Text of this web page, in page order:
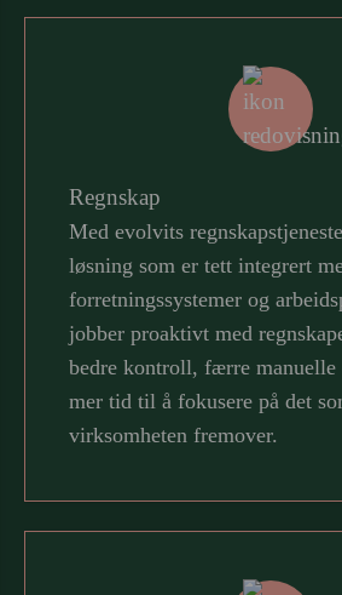
Regnskap
Med evolvits
løsning som er tett integrert
forretningssystemer og
jobber proaktivt med
bedre kontroll, færre manuelle
mer tid til å fokusere på det
virksomheten fremover.